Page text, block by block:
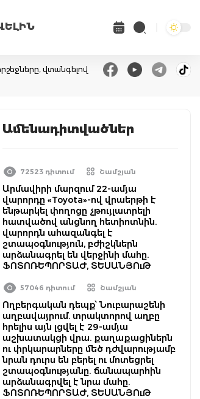
վտանգելով
Ամենադիտվածներ
72523 դիտում Շամշյան
Արմավիրի մարզում 22-ամյա
վարորդը «Toyota»-ով վրաերթի է
ենթարկել փողոցը չթույլատրելի
հատվածով անցնող հետիոտնին.
վարորդն ահազանգել է
շտապօգնություն, բժիշկներն
արձանագրել են վերջինի մահը.
ՖՈՏՈՌԵՊՈՐՏԱԺ, ՏԵՍԱՆՅՈւԹ
57046 դիտում Շամշյան
Ողբերգական դեպք՝ Նուբարաշենի
աղբավայրում. տրակտորով աղբը
հրելիս այն լցվել է 29-ամյա
աշխատակցի վրա. քաղաքացիներն
ու փրկարարները մեծ դժվարությամբ
նրան դուրս են բերել ու մոտեցրել
շտապօգնությանը. ճանապարհին
արձանագրվել է նրա մահը.
ՖՈՏՈՌԵՊՈՐՏԱԺ, ՏԵՍԱՆՅՈւԹ